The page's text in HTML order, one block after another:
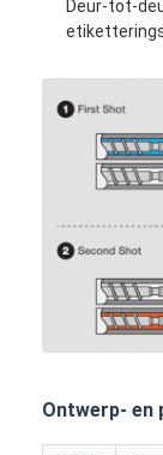
Huis
Producten
Ongeveer
Deur-tot-
Ontwerp-